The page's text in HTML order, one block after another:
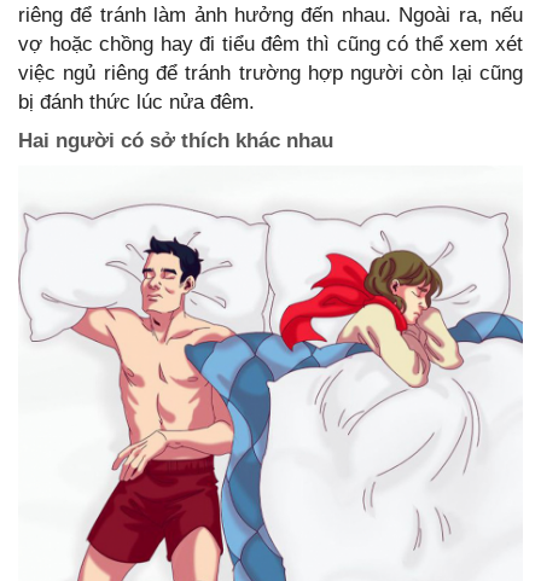
riêng để tránh làm ảnh hưởng đến nhau. Ngoài ra, nếu
vợ hoặc chồng hay đi tiểu đêm thì cũng có thể xem xét
việc ngủ riêng để tránh trường hợp người còn lại cũng
bị đánh thức lúc nửa đêm.
Hai người có sở thích khác nhau